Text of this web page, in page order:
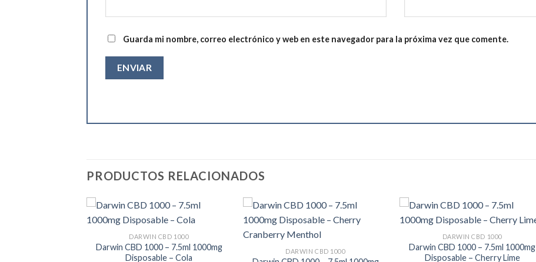
Guarda mi nombre, correo electrónico y web en este navegador para la próxima vez que comente.
PRODUCTOS RELACIONADOS
DARWIN CBD 1000
Darwin CBD 1000 – 7.5ml 1000mg
Disposable – Cola
DARWIN CBD 1000
DARWIN CBD 1000
Darwin CBD 1000 – 7.5ml 1000mg
Disposable – Cherry Lime